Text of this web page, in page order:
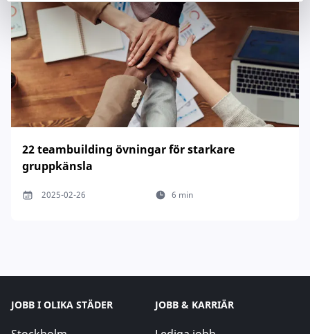
22 teambuilding övningar för starkare
gruppkänsla
2025-02-26 6 min
JOBB I OLIKA STÄDER JOBB & KARRIÄR